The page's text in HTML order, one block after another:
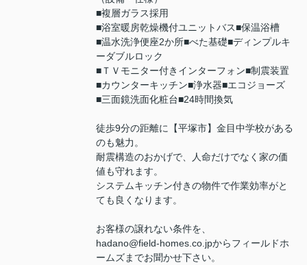
■複層ガラス採用
■浴室暖房乾燥機付ユニットバス■保温浴槽
■温水洗浄便座2か所■べた基礎■ディンプルキ
ーダブルロック
■ＴＶモニター付きインターフォン■制震装置
■カウンターキッチン■浄水器■エコジョーズ
■三面鏡洗面化粧台■24時間換気
徒歩9分の距離に【平塚市】金目中学校がある
のも魅力。
耐震構造のおかげで、人命だけでなく家の価
値も守れます。
システムキッチン付きの物件で作業効率がと
ても良くなります。
お客様の譲れない条件を、
hadano@field-homes.co.jpからフィールドホ
ームズまでお聞かせ下さい。